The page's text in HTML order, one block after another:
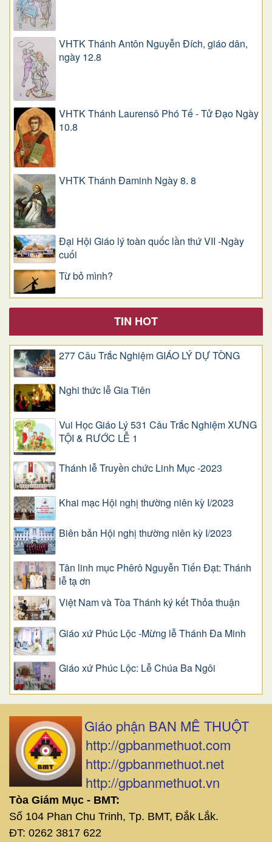
VHTK Thánh Antôn Nguyễn Ðích, giáo dân,
ngày 12.8
VHTK Thánh Laurensô Phó Tế - Tử Đạo Ngày
10.8
VHTK Thánh Đaminh Ngày 8. 8
Đại Hội Giáo lý toàn quốc lần thứ VII -Ngày
cuối
Từ bỏ mình?
TIN HOT
277 Câu Trắc Nghiệm GIÁO LÝ DỰ TÒNG
Nghi thức lễ Gia Tiên
Vui Học Giáo Lý 531 Câu Trắc Nghiệm XƯNG
TỘI & RƯỚC LỄ 1
Thánh lễ Truyền chức Linh Mục -2023
Khai mạc Hội nghị thường niên kỳ I/2023
Biên bản Hội nghị thường niên kỳ I/2023
Tân linh mục Phêrô Nguyễn Tiến Đạt: Thánh
lễ tạ ơn
Việt Nam và Tòa Thánh ký kết Thỏa thuận
Giáo xứ Phúc Lộc -Mừng lễ Thánh Đa Minh
Giáo xứ Phúc Lộc: Lễ Chúa Ba Ngôi
Giáo phận BAN MÊ THUỘT
http://gpbanmethuot.com
http://gpbanmethuot.net
http://gpbanmethuot.vn
Tòa Giám Mục - BMT:
Số 104 Phan Chu Trinh, Tp. BMT, Đắk Lắk.
ĐT: 0262 3817 622